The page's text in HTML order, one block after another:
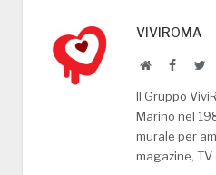
VIVIROMA
Website
Il Gruppo
Marino nel
murale per
magazine, TV